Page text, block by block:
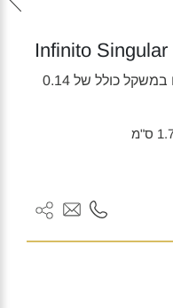
זהב צהוב 18K בשיבוץ 14 יהלומים במשקל כולל של 0.14